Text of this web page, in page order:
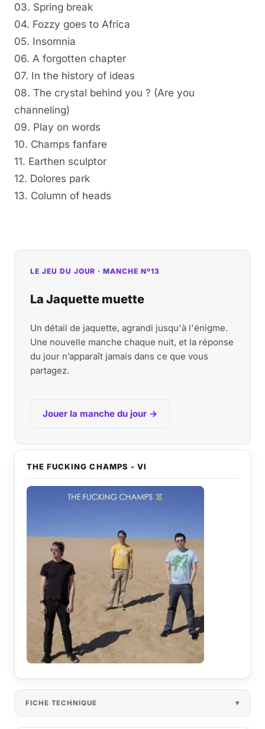
03. Spring break
04. Fozzy goes to Africa
05. Insomnia
06. A forgotten chapter
07. In the history of ideas
08. The crystal behind you ? (Are you
channeling)
09. Play on words
10. Champs fanfare
11. Earthen sculptor
12. Dolores park
13. Column of heads
LE JEU DU JOUR · MANCHE Nº13
La Jaquette muette
Un détail de jaquette, agrandi jusqu'à l'énigme.
Une nouvelle manche chaque nuit, et la réponse
du jour n’apparaît jamais dans ce que vous
partagez.
Jouer la manche du jour →
THE FUCKING CHAMPS - VI
FICHE TECHNIQUE